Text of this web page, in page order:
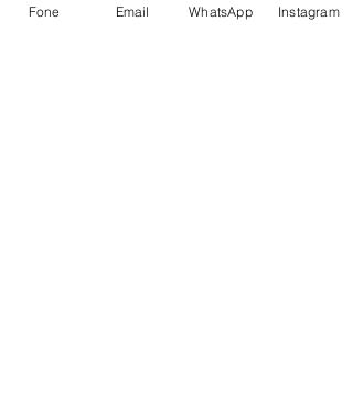
Fone Email WhatsApp Instagram